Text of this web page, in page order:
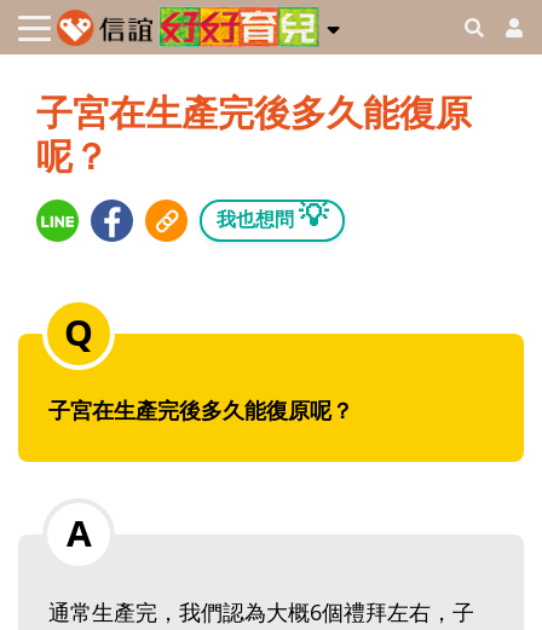
子宮在生產完後多久能復原
呢？
我也想問 💡
子宮在生產完後多久能復原呢？
通常生產完，我們認為大概6個禮拜左右，子